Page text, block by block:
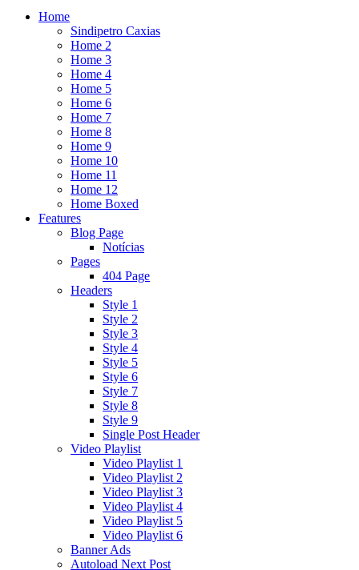
Home
Sindipetro Caxias
Home 2
Home 3
Home 4
Home 5
Home 6
Home 7
Home 8
Home 9
Home 10
Home 11
Home 12
Home Boxed
Features
Blog Page
Notícias
Pages
404 Page
Headers
Style 1
Style 2
Style 3
Style 4
Style 5
Style 6
Style 7
Style 8
Style 9
Single Post Header
Video Playlist
Video Playlist 1
Video Playlist 2
Video Playlist 3
Video Playlist 4
Video Playlist 5
Video Playlist 6
Banner Ads
Autoload Next Post